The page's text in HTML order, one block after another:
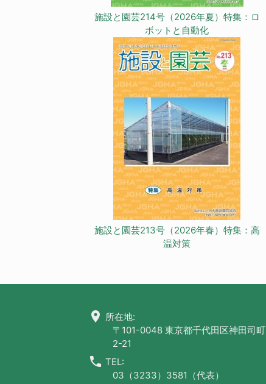
施設と園芸214号（2026年夏）特集：ロ
ボットと自動化
施設と園芸213号（2026年春）特集：高
温対策
location_on 所在地:
〒101-0048 東京都千代田区神田司町
2-21
call TEL:
03（3233）3581（代表）